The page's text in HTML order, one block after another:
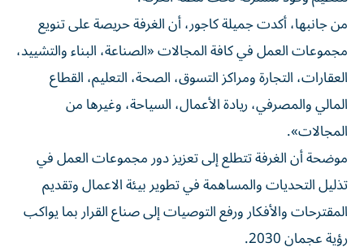
من جانبها، أكدت جميلة كاجور، أن الغرفة حريصة على تنويع
مجموعات العمل في كافة المجالات «الصناعة، البناء والتشييد،
العقارات، التجارة ومراكز التسوق، الصحة، التعليم، القطاع
المالي والمصرفي، ريادة الأعمال، السياحة، وغيرها من
المجالات».
موضحة أن الغرفة تتطلع إلى تعزيز دور مجموعات العمل في
تذليل التحديات والمساهمة في تطوير بيئة الاعمال وتقديم
المقترحات والأفكار ورفع التوصيات إلى صناع القرار بما يواكب
رؤية عجمان 2030.